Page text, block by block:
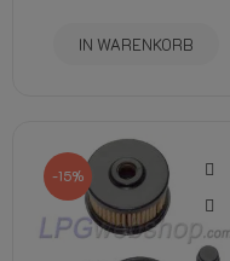
IN WARENKORB
-15%